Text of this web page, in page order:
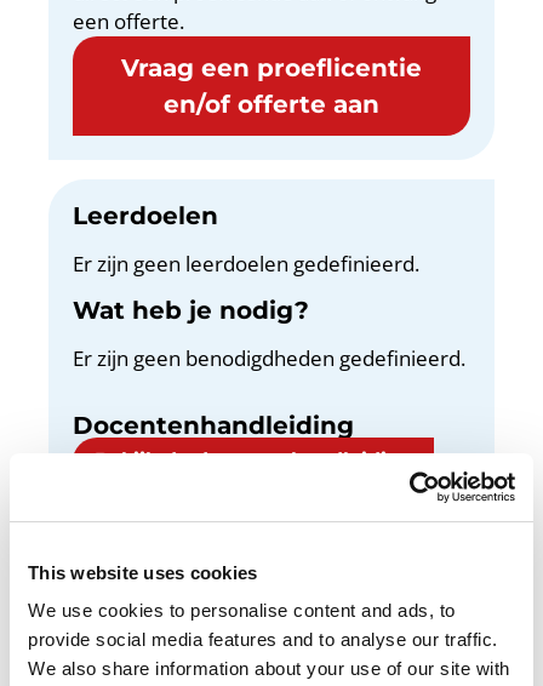
This website uses cookies
We use cookies to personalise content and ads, to
provide social media features and to analyse our traffic.
We also share information about your use of our site with
een offerte.
Vraag een proeflicentie
en/of offerte aan
Leerdoelen
Er zijn geen leerdoelen gedefinieerd.
Wat heb je nodig?
Er zijn geen benodigdheden gedefinieerd.
Docentenhandleiding
Bekijk de docentenhandleiding
Kort en krachtig schrijven is vooral een kwestie
van veel oefenen. Dat doe je in deze opdracht.